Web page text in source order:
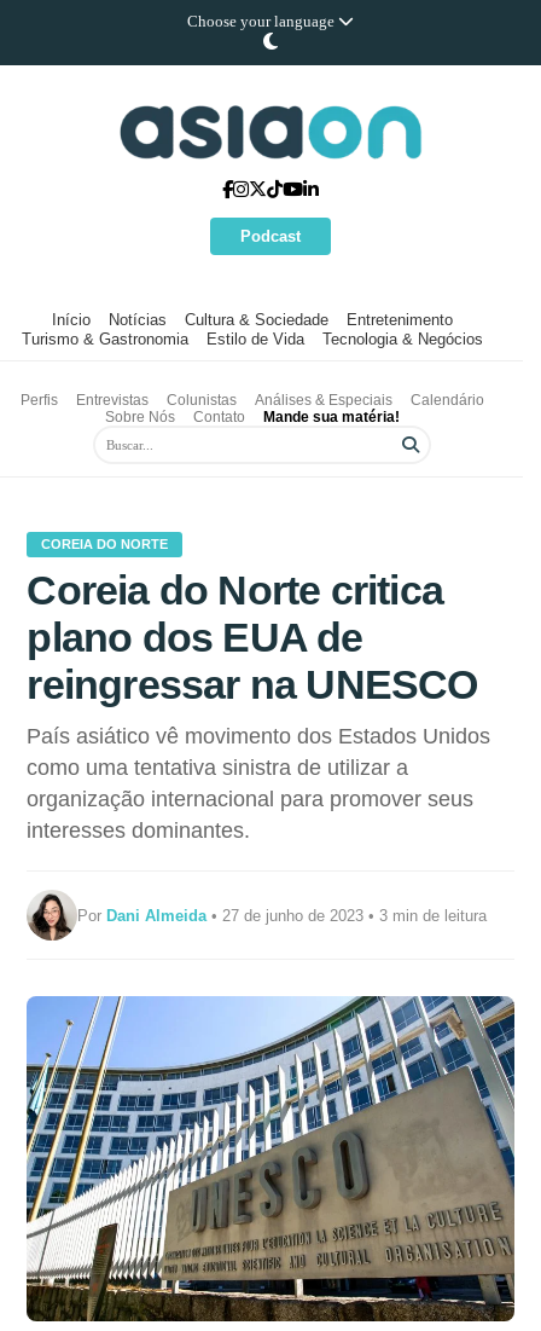
Choose your language
Podcast
Início Notícias Cultura & Sociedade
Entretenimento
Turismo & Gastronomia
Estilo de Vida Tecnologia & Negócios
Perfis Entrevistas Colunistas Análises & Especiais
Calendário
Sobre Nós
Contato Mande sua matéria!
COREIA DO NORTE
Coreia do Norte critica
plano dos EUA de
reingressar na UNESCO
País asiático vê movimento dos Estados Unidos
como uma tentativa sinistra de utilizar a
organização internacional para promover seus
interesses dominantes.
PorDani Almeida • 27 de junho de 2023 • 3 min de leitura